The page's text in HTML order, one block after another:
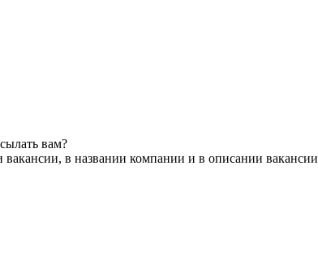
вам?
в названии компании и в описании вакансии